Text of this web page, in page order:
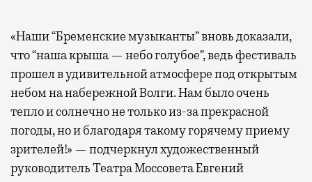
«Наши “Бременские музыканты” вновь доказали,
что “наша крыша — небо голубое”, ведь фестиваль
прошел в удивительной атмосфере под открытым
небом на набережной Волги. Нам было очень
тепло и солнечно не только из-за прекрасной
погоды, но и благодаря такому горячему приему
зрителей!» — подчеркнул художественный
руководитель Театра Моссовета Евгений